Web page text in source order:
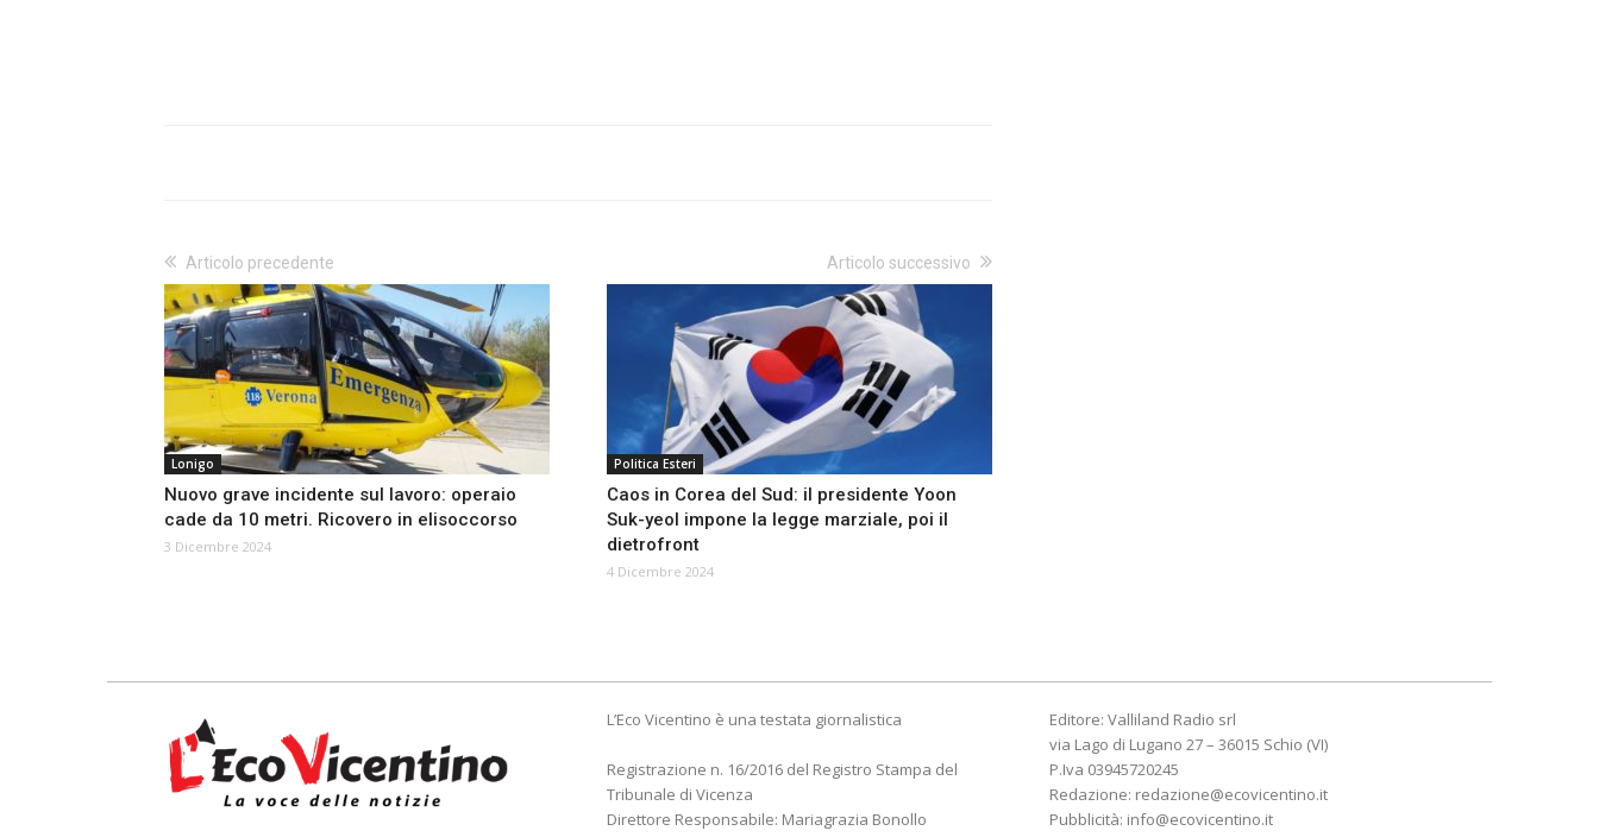
Articolo precedente
Lonigo
Nuovo grave incidente sul lavoro: operaio
cade da 10 metri. Ricovero in elisoccorso
3 Dicembre 2024
Articolo successivo
Politica Esteri
Caos in Corea del Sud: il presidente Yoon
Suk-yeol impone la legge marziale, poi il
dietrofront
4 Dicembre 2024
L’Eco Vicentino è una testata giornalistica
Registrazione n. 16/2016 del Registro Stampa del
Tribunale di Vicenza
Direttore Responsabile: Mariagrazia Bonollo
Editore: Valliland Radio srl
via Lago di Lugano 27 – 36015 Schio (VI)
P.Iva 03945720245
Redazione: redazione@ecovicentino.it
Pubblicità: info@ecovicentino.it